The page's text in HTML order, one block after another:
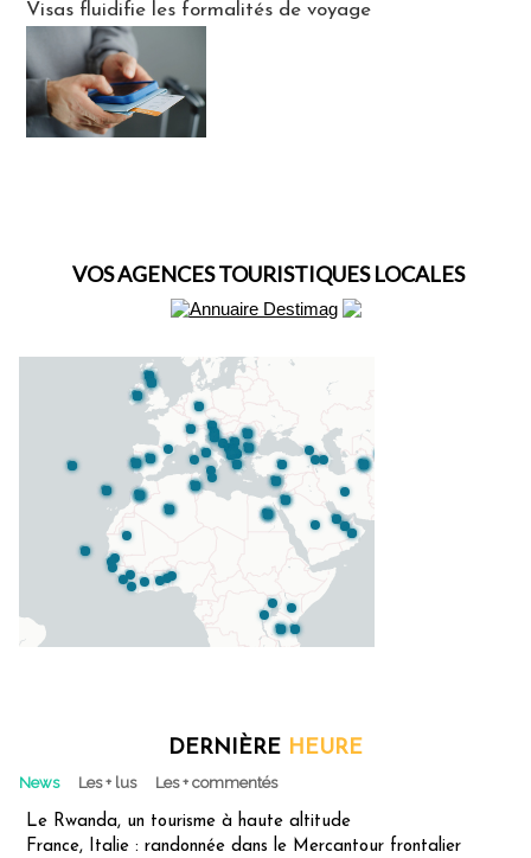
Visas fluidifie les formalités de voyage
VOS AGENCES TOURISTIQUES LOCALES
DERNIÈRE HEURE
News Les + lus Les + commentés
Le Rwanda, un tourisme à haute altitude
France, Italie : randonnée dans le Mercantour frontalier